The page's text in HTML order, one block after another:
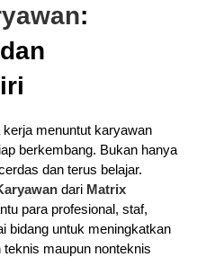
:
menuntut karyawan
berkembang. Bukan hanya
dan terus belajar.
dari Matrix
para profesional, staf,
bidang untuk meningkatkan
maupun nonteknis